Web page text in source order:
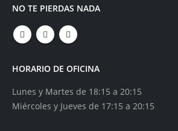
NO TE PIERDAS NADA
HORARIO DE OFICINA
Lunes y Martes de 18:15 a 20:15
Miércoles y Jueves de 17:15 a 20:15